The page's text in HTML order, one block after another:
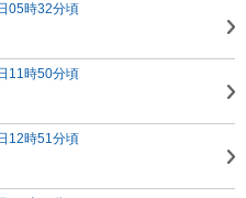
05時32分頃
11時50分頃
12時51分頃